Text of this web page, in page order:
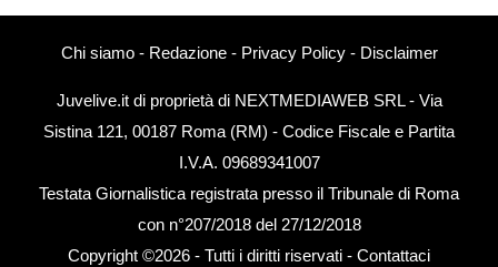
Chi siamo- Redazione- Privacy Policy- Disclaimer
Juvelive.it di proprietà di NEXTMEDIAWEB SRL - Via
Sistina 121, 00187 Roma (RM) - Codice Fiscale e Partita
I.V.A. 09689341007
Testata Giornalistica registrata presso il Tribunale di Roma
con n°207/2018 del 27/12/2018
Copyright ©2026 - Tutti i diritti riservati - Contattaci